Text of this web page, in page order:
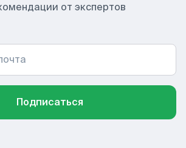
от экспертов
Подписаться